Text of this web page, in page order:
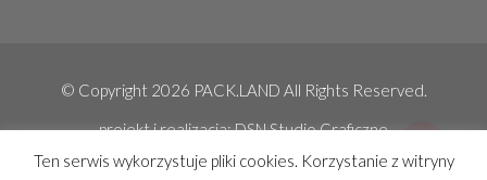
© Copyright 2026 PACK.LAND All Rights Reserved.
projekt i realizacja:DSN Studio Graficzne
Ten serwis wykorzystuje pliki cookies. Korzystanie z witryny